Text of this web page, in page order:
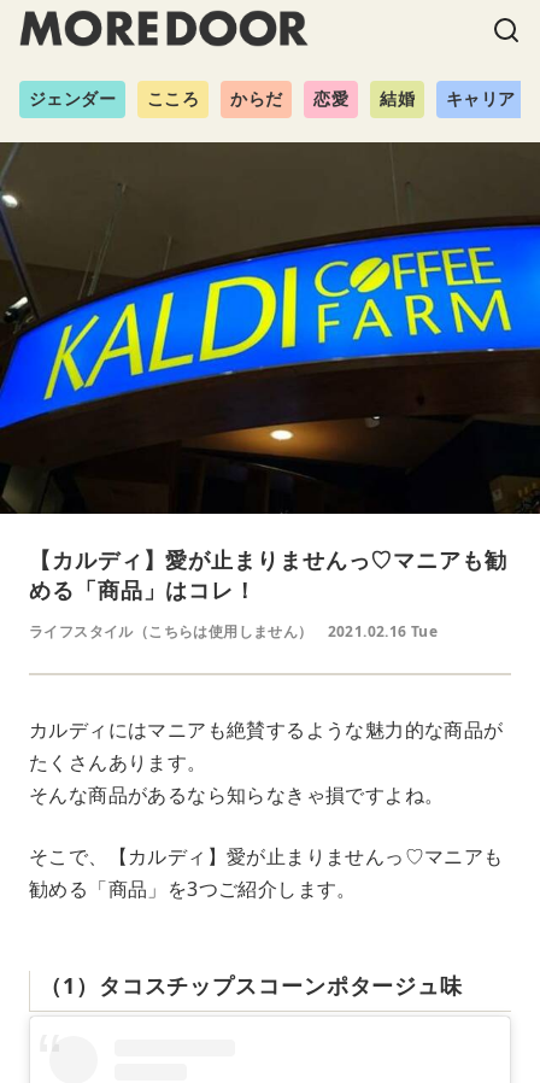
ジェンダー こころ からだ 恋愛 結婚 キャリア
【カルディ】愛が止まりませんっ♡マニアも勧
める「商品」はコレ！
ライフスタイル（こちらは使用しません） 2021.02.16 Tue
カルディにはマニアも絶賛するような魅力的な商品が
たくさんあります。
そんな商品があるなら知らなきゃ損ですよね。
そこで、【カルディ】愛が止まりませんっ♡マニアも
勧める「商品」を3つご紹介します。
（1）タコスチップスコーンポタージュ味